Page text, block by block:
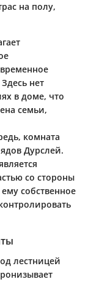
на полу,
нет
в доме, что
семьи,
комната
Дурслей.
со стороны
собственное
лестницей